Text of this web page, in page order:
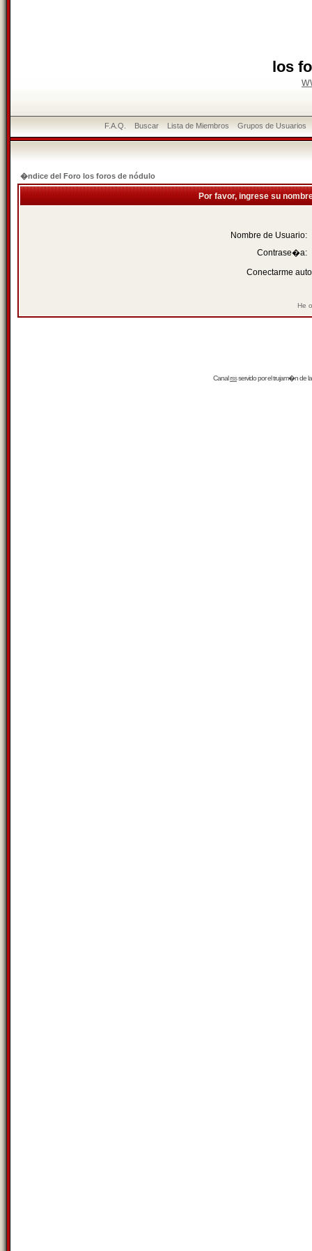
los
F.A.Q. Buscar Lista de Miembros Grupos de Usuarios
�ndice del Foro los foros de nódulo
Por favor, ingrese su
Nombre de Usuario:
Contrase�a:
Conectarme
He
Canalrssservido por eltrujam�nde